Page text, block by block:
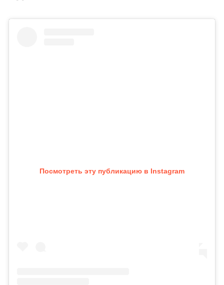
Посмотреть эту публикацию в Instagram